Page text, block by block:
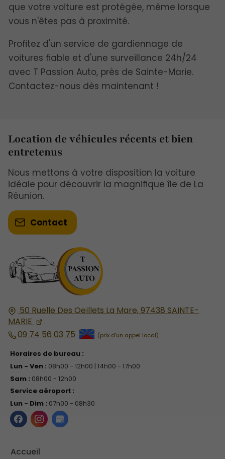
que votre voiture est protégée, même lorsque
vous n'êtes pas à proximité.
Profitez d'un service de gardiennage de
voitures fiable et d'une surveillance 24h/24
avec T Passion Auto, près de Sainte-Marie.
Contactez-nous dès maintenant !
50 Ruelle Des Oeillets La Mare,97438 SAINTE-
MARIE
09 74 56 03 75
Horaires de bureau :
Lun - Ven : 08h00 - 12h00 | 14h00 - 17h00
Sam : 08h00 - 12h00
Service aéroport :
Lun - Dim : 07h00 - 08h30
Accueil
Location de véhicules récents et bien
entretenus
Nous mettons à votre disposition la voiture
idéale pour découvrir la magnifique île de La
Réunion.
Contact